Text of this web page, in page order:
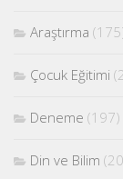
Araştırma
Çocuk Eğitimi
Deneme (197)
Din ve Bilim